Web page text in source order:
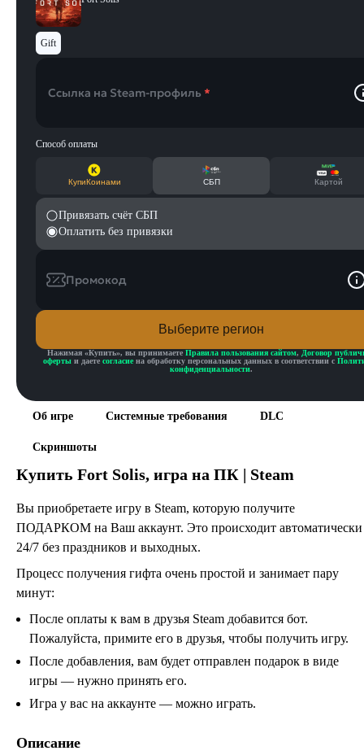
Об игре Системные требования DLC
Скриншоты
Купить Fort Solis, игра на ПК | Steam
Вы приобретаете игру в Steam, которую получите
ПОДАРКОМ на Ваш аккаунт. Это происходит автоматически
24/7 без праздников и выходных.
Процесс получения гифта очень простой и занимает пару
минут:
После оплаты к вам в друзья Steam добавится бот.
Пожалуйста, примите его в друзья, чтобы получить игру.
После добавления, вам будет отправлен подарок в виде
игры — нужно принять его.
Игра у вас на аккаунте — можно играть.
Описание
Gift
Ссылка на Steam-профиль *
Способ оплаты
КупиКоинами СБП Картой
Привязать счёт СБП
Оплатить без привязки
Промокод
Выберите регион
Нажимая «Купить», вы принимаете Правила пользования сайтом, Договор
оферты и даете согласие на обработку персональных данных в соответствии с
конфиденциальности.